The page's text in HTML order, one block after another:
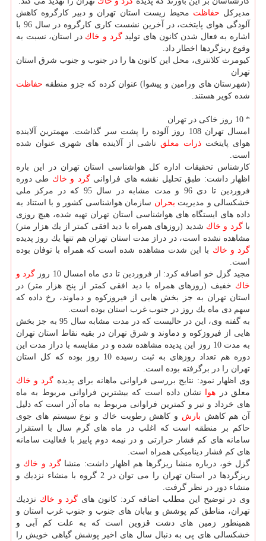
مدیركل حفاظت محیط زیست استان تهران و دبیر كارگروه كاهش
آلودگی هوای پایتخت، در آخرین نشست كاری كارگروه در سال 96 با
اشاره به فعال شدن كانون های تولیدگرد و خاك در استان، نسبت به
وقوع ریزگردها اخطار داد.
كیومرث كلانتری، محل این كانون ها را در جنوب و جنوب شرق استان
تهران
(شهرستان های ورامین و پیشوا) عنوان كرده كه جزو منطقه حفاظت
شده كویر هستند.
* 10 روز خاكی در تهران
امسال تهران 108 روز آلوده را پشت سر گذاشت. مهمترین آلاینده
هوای پایتخت ذرات معلق ناشی از آلاینده های شهری عنوان شده
است.
كارشناس تحقیقات اداره كل هواشناسی استان تهران در این باره
اظهار داشت: طبق تحلیل نقشه های فراوانیگرد و خاك طی دوره
فروردین تا دی 96 و مدت مشابه در سال 95 كه در مركز ملی
خشكسالی و مدیریت بحران سازمان هواشناسی كشور و با استناد به
داده های ایستگاه های هواشناسی استان تهران تهیه شده، هیچ روزی
باگرد و خاك شدید (روزهای همراه با دید افقی كمتر از یك هزار متر)
مشاهده نشده است، در دراز مدت استان تهران هم تنها یك روز پدیده
گرد و خاك با این شدت مشاهده شده است كه همراه با توفان بوده
است.
مجید گزل خو اضافه كرد: از فروردین تا دی ماه امسال 10 روز
گرد و
خاك خفیف (روزهای همراه با دید افقی كمتر از پنج هزار متر) در
استان تهران به جز بخش هایی از فیروزكوه و دماوند، رخ داده كه
سهم دی ماه یك روز در جنوب غرب استان بوده است.
به گفته وی، این در حالیست كه در مدت مشابه سال 95 به جز بخش
هایی از فیروزكوه و دماوند و شرق تهران در بقیه نقاط استان تهران
به مدت 10 روز این پدیده مشاهده شده و در مقایسه با دراز مدت این
دوره هم تعداد روزهای به ثبت رسیده 10 روز بوده كه كل استان
تهران را در برگرفته بوده است.
وی اظهار نمود: نتایج بررسی فراوانی ماهانه برای پدیده گرد و خاك
معلق در هوا نشان داده است كه بیشترین فراوانی مربوط به ماه
های خرداد و تیر و كمترین فراوانی مربوط به ماه آذر است كه دلیل
آن هم كاهش بارش و كاهش رطوبت خاك و نوع سیستم های جوی
حاكم بر منطقه است كه اغلب در ماه های گرم سال با استقرار
سامانه های كم فشار حرارتی و در نیمه دوم پاییز با فعالیت سامانه
های كم فشار دینامیكی همراه است.
گزل خو، درباره منشا ریزگرها هم اظهار داشت: منشا گرد و خاك و
ریزگردها در استان تهران را می توان در 2 گروه با منشاء نزدیك و
منشاء دور در نظر گرفت.
وی در توضیح این مطلب اضافه كرد: كانون های گرد و خاك نزدیك
تهران، مناطق كم پوشش و بیابان های جنوب و جنوب غرب استان و
همینطور زمین های دشت قزوین است كه به علت كم آبی و
خشكسالی های پی به دنبال سال های اخیر پوشش گیاهی خویش را